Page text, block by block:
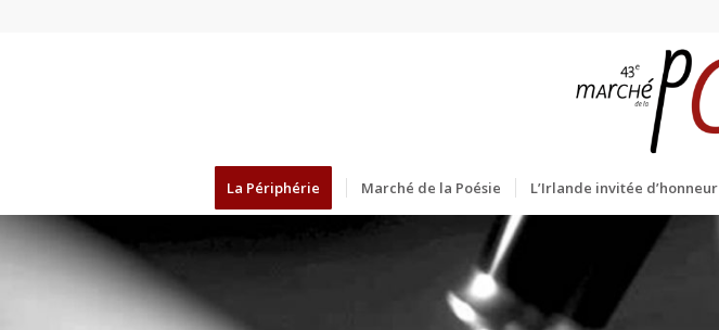
La Périphérie Marché de la Poésie L’Irlande invitée d’honneur